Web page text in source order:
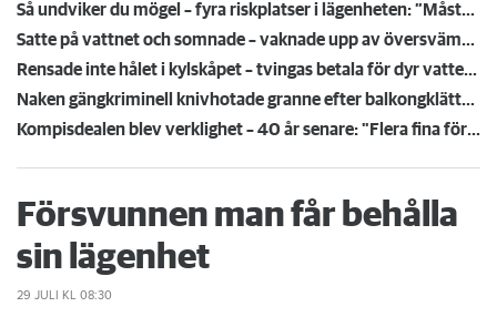
Så undviker du mögel – fyra riskplatser i lägenheten: ”Måste städa bort”
Satte på vattnet och somnade – vaknade upp av översvämning hos grannen
Rensade inte hålet i kylskåpet – tvingas betala för dyr vattenskada
Naken gängkriminell knivhotade granne efter balkongklättring
Kompisdealen blev verklighet – 40 år senare: "Flera fina fördelar med att dela bostad"
Försvunnen man får behålla
sin lägenhet
29 JULI KL 08:30